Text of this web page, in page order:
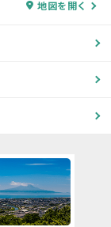
地図を開く